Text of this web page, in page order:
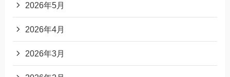
2026年5月
2026年4月
2026年3月